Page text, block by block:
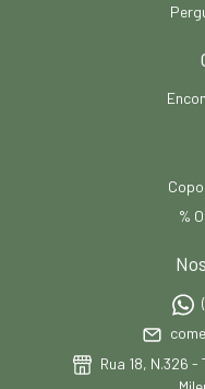
%
Rua 18, N.326